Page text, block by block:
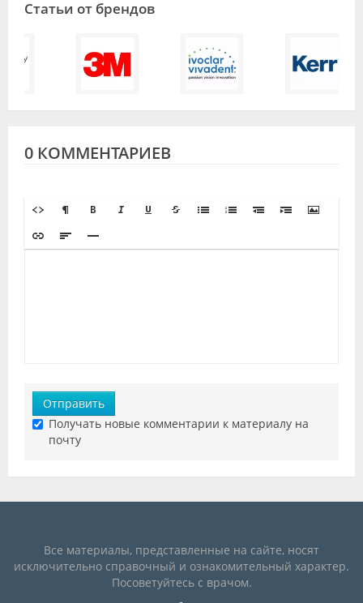
Статьи от брендов
0 КОММЕНТАРИЕВ
Отправить
Получать новые комментарии к материалу на
почту
Все материалы, представленные на сайте, носят
исключительно справочный и ознакомительный характер.
Посоветуйтесь с врачом.